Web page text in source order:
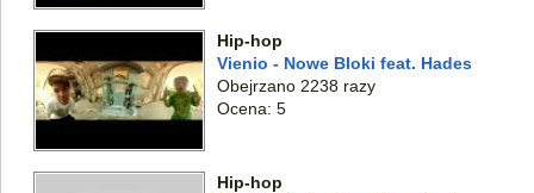
Hip-hop
Vienio - Nowe Bloki feat. Hades
Obejrzano 2238 razy
Ocena: 5
Hip-hop